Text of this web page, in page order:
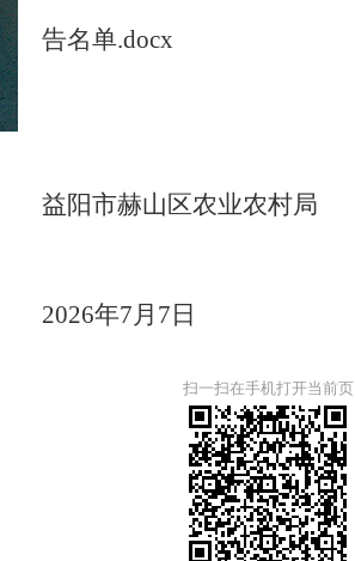
告名单.docx
益阳市赫山区农业农村局
2026年7月7日
扫一扫在手机打开当前页